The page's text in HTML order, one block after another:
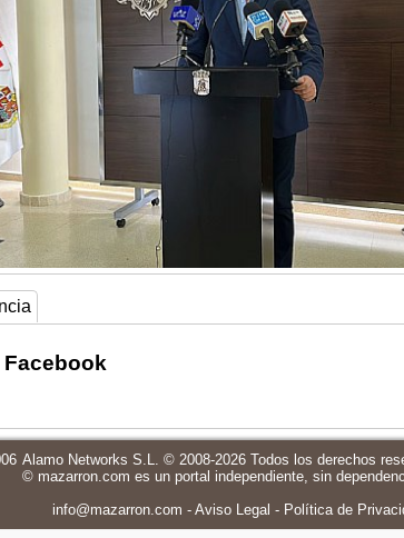
Alamo Networks S.L. © 2008-2026 Todos los derechos
© mazarron.com es un portal independiente, sin
info@mazarron.com
Aviso Legal Política de